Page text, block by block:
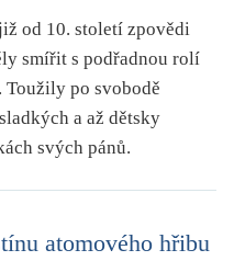
od 10. století zpovědi
smířit s podřadnou rolí
po svobodě
a až dětsky
svých pánů.
atomového hřibu